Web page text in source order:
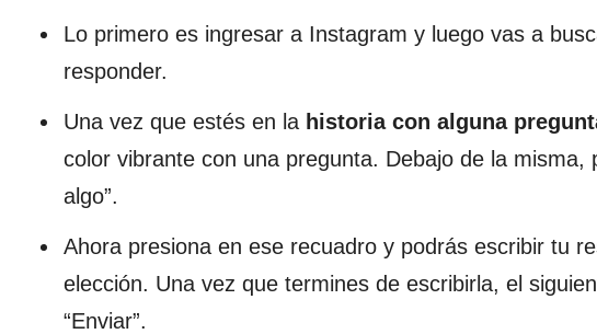
Lo primero es ingresar a Instagram y luego vas a
responder.
Una vez que estés en la historia con alguna
color vibrante con una pregunta. Debajo de la misma,
algo”.
Ahora presiona en ese recuadro y podrás escribir tu
elección. Una vez que termines de escribirla, el
“Enviar”.